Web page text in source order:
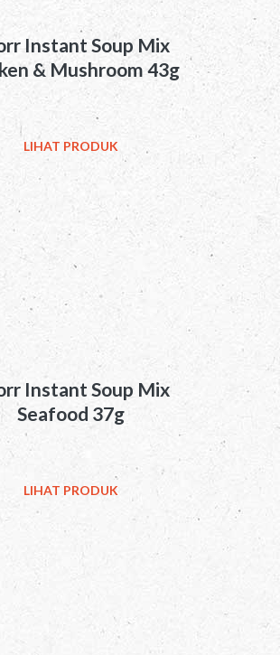
Instant Soup Mix
& Mushroom 43g
LIHAT PRODUK
Instant Soup Mix
Seafood 37g
LIHAT PRODUK